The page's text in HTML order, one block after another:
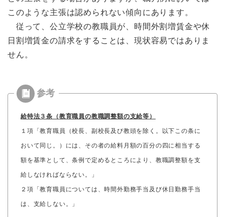
このような主張は認められない傾向にあります。
従って、公立学校の教職員が、時間外割増賃金や休
日割増賃金の請求をすることは、現状容易ではありま
せん。
給特法３条（教育職員の教職調整額の支給等）
１項「教育職員（校長、副校長及び教頭を除く。以下この条に
おいて同じ。）には、その者の給料月額の百分の四に相当する
額を基準として、条例で定めるところにより、教職調整額を支
給しなければならない。」
２項「教育職員については、時間外勤務手当及び休日勤務手当
は、支給しない。」